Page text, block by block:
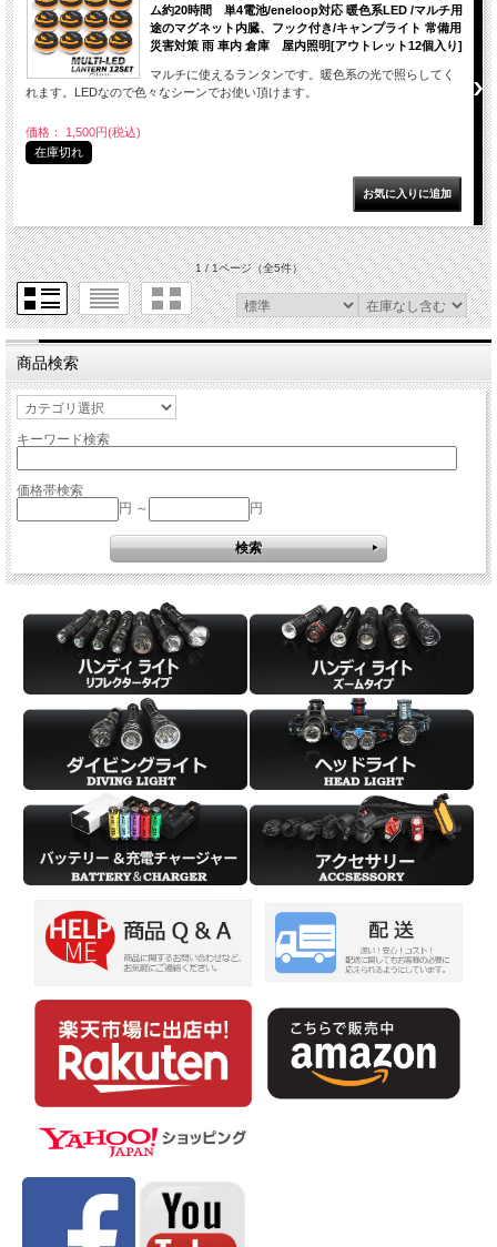
ム約20時間 単4電池/eneloop対応 暖色系LED /マルチ用
途のマグネット内臓、フック付き/キャンプライト 常備用
災害対策 雨 車内 倉庫 屋内照明[アウトレット12個入り]
マルチに使えるランタンです。暖色系の光で照らしてく
れます。LEDなので色々なシーンでお使い頂けます。
価格： 1,500円(税込)
在庫切れ
1 / 1ページ（全5件）
商品検索
キーワード検索
価格帯検索
円 ～
円